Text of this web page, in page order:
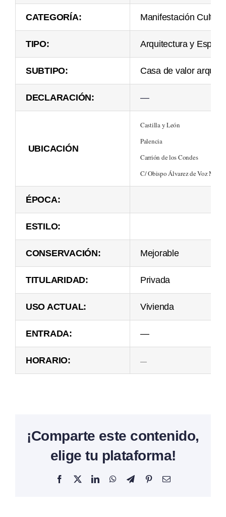
CATEGORÍA: Manifestación
TIPO: Arquitectura y
SUBTIPO: Casa de valor
DECLARACIÓN: —
UBICACIÓN
Castilla y León
Palencia
Carrión de los Condes
C/ Obispo Álvarez de Voz
ÉPOCA:
ESTILO:
CONSERVACIÓN: Mejorable
TITULARIDAD: Privada
USO ACTUAL: Vivienda
ENTRADA: —
HORARIO: —
¡Comparte este contenido,
elige tu plataforma!
Facebook
X LinkedInWhatsAppTelegramPinterestCorreo